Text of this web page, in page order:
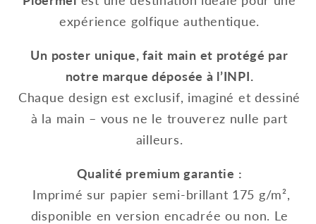
expérience golfique authentique.
Un poster unique, fait main et protégé par
notre marque déposée à l’INPI.
Chaque design est exclusif, imaginé et dessiné
à la main – vous ne le trouverez nulle part
ailleurs.
Qualité premium garantie :
Imprimé sur papier semi-brillant 175 g/m²,
disponible en version encadrée ou non. Le